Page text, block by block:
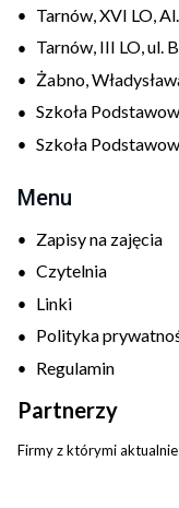
Tarnów, XVI LO,
Tarnów, III LO, ul.
Żabno,
Szkoła
Szkoła
Menu
Zapisy na zajęcia
Czytelnia
Linki
Polityka
Regulamin
Partnerzy
Firmy z którymi